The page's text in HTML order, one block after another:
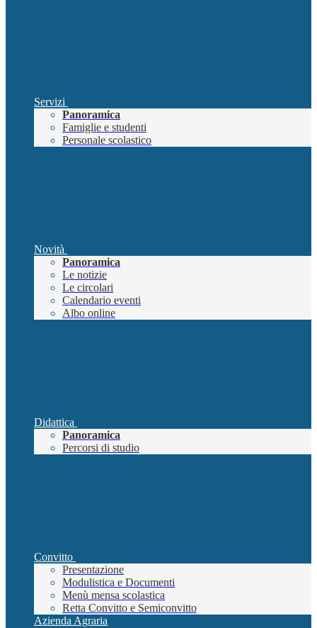
Servizi
Panoramica
Famiglie e studenti
Personale scolastico
Novità
Panoramica
Le notizie
Le circolari
Calendario eventi
Albo online
Didattica
Panoramica
Percorsi di studio
Convitto
Presentazione
Modulistica e Documenti
Menù mensa scolastica
Retta Convitto e Semiconvitto
Azienda Agraria